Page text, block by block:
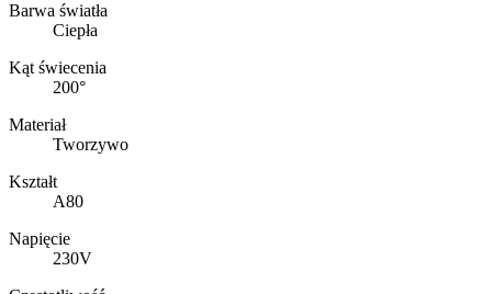
Barwa światła
Ciepła
Kąt świecenia
200°
Materiał
Tworzywo
Kształt
A80
Napięcie
230V